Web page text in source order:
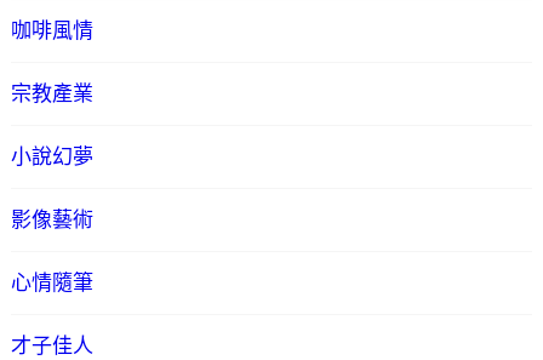
咖啡風情
宗教產業
小說幻夢
影像藝術
心情隨筆
才子佳人